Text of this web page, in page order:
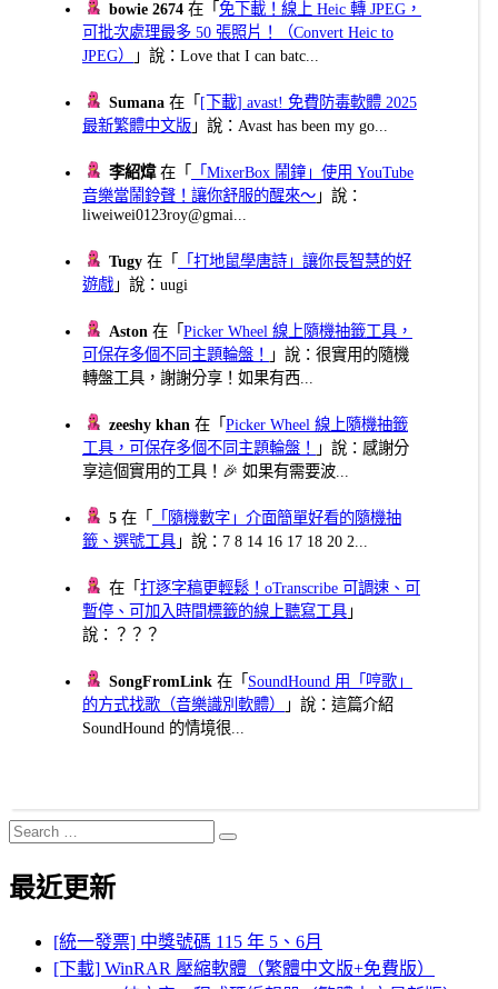
bowie 2674 在「免下載！線上 Heic 轉 JPEG，
可批次處理最多 50 張照片！（Convert Heic to
JPEG）
」說：Love that I can batc...
Sumana 在「 [下載] avast! 免費防毒軟體 2025
最新繁體中文版 」說：Avast has been my go...
李紹煒在「
「MixerBox 鬧鐘」使用 YouTube
音樂當鬧鈴聲！讓你舒服的醒來～ 」說：
liweiwei0123roy@gmai...
Tugy 在「
「打地鼠學唐詩」讓你長智慧的好
遊戲 」說：uugi
Aston 在「Picker Wheel 線上隨機抽籤工具，
可保存多個不同主題輪盤！
」說：很實用的隨機
轉盤工具，謝謝分享！如果有西...
zeeshy khan 在「Picker Wheel 線上隨機抽籤
工具，可保存多個不同主題輪盤！
」說：感謝分
享這個實用的工具！🎉 如果有需要波...
5 在「
「隨機數字」介面簡單好看的隨機抽
籤、選號工具 」說：7 8 14 16 17 18 20 2...
在「打逐字稿更輕鬆！oTranscribe 可調速、可
暫停、可加入時間標籤的線上聽寫工具 」
說：？？？
SongFromLink 在「 SoundHound 用「哼歌」
的方式找歌（音樂識別軟體）
」說：這篇介紹
SoundHound 的情境很...
Search
for:
Search
最近更新
[統一發票] 中獎號碼 115 年 5、6月
[下載] WinRAR 壓縮軟體（繁體中文版+免費版）